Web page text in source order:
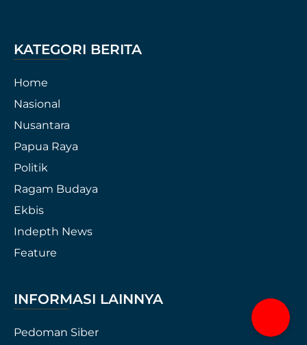
KATEGORI BERITA
Home
Nasional
Nusantara
Papua Raya
Politik
Ragam Budaya
Ekbis
Indepth News
Feature
INFORMASI LAINNYA
Pedoman Siber